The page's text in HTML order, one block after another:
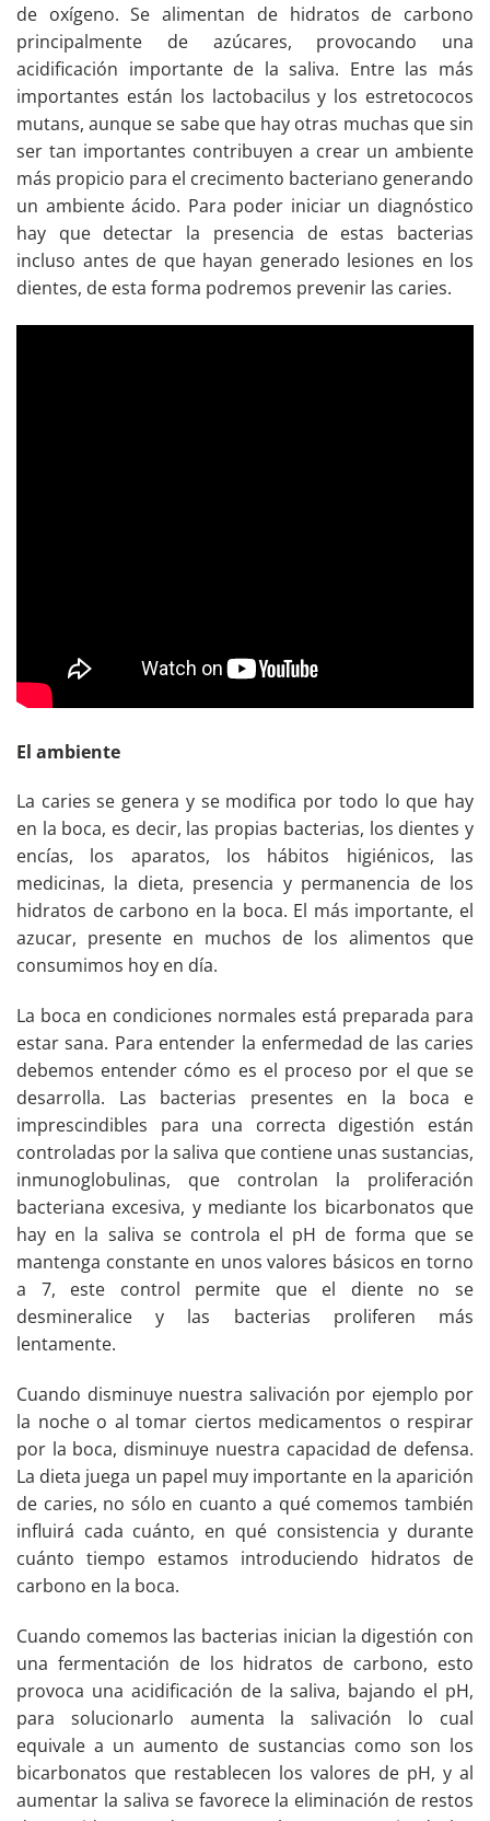
de oxígeno. Se alimentan de hidratos de carbono
principalmente de azúcares, provocando una
acidificación importante de la saliva. Entre las más
importantes están los lactobacilus y los estretococos
mutans, aunque se sabe que hay otras muchas que sin
ser tan importantes contribuyen a crear un ambiente
más propicio para el crecimento bacteriano generando
un ambiente ácido. Para poder iniciar un diagnóstico
hay que detectar la presencia de estas bacterias
incluso antes de que hayan generado lesiones en los
dientes, de esta forma podremos prevenir las caries.
El ambiente
La caries se genera y se modifica por todo lo que hay
en la boca, es decir, las propias bacterias, los dientes y
encías, los aparatos, los hábitos higiénicos, las
medicinas, la dieta, presencia y permanencia de los
hidratos de carbono en la boca. El más importante, el
azucar, presente en muchos de los alimentos que
consumimos hoy en día.
La boca en condiciones normales está preparada para
estar sana. Para entender la enfermedad de las caries
debemos entender cómo es el proceso por el que se
desarrolla. Las bacterias presentes en la boca e
imprescindibles para una correcta digestión están
controladas por la saliva que contiene unas sustancias,
inmunoglobulinas, que controlan la proliferación
bacteriana excesiva, y mediante los bicarbonatos que
hay en la saliva se controla el pH de forma que se
mantenga constante en unos valores básicos en torno
a 7, este control permite que el diente no se
desmineralice y las bacterias proliferen más
lentamente.
Cuando disminuye nuestra salivación por ejemplo por
la noche o al tomar ciertos medicamentos o respirar
por la boca, disminuye nuestra capacidad de defensa.
La dieta juega un papel muy importante en la aparición
de caries, no sólo en cuanto a qué comemos también
influirá cada cuánto, en qué consistencia y durante
cuánto tiempo estamos introduciendo hidratos de
carbono en la boca.
Cuando comemos las bacterias inician la digestión con
una fermentación de los hidratos de carbono, esto
provoca una acidificación de la saliva, bajando el pH,
para solucionarlo aumenta la salivación lo cual
equivale a un aumento de sustancias como son los
bicarbonatos que restablecen los valores de pH, y al
aumentar la saliva se favorece la eliminación de restos